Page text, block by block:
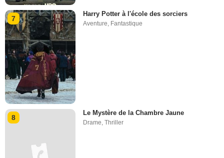
7
Harry Potter à l'école des sorciers
Aventure, Fantastique
8
Le Mystère de la Chambre Jaune
Drame,Thriller